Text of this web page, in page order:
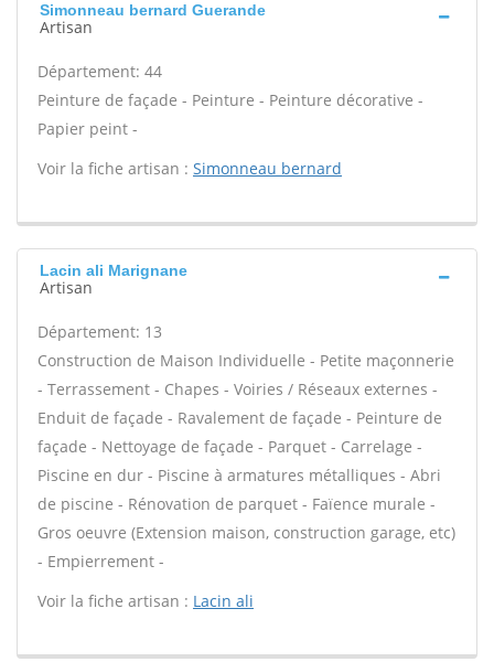
Simonneau bernard Guerande
Artisan
Département: 44
Peinture de façade - Peinture - Peinture décorative -
Papier peint -
Voir la fiche artisan : Simonneau bernard
Lacin ali Marignane
Artisan
Département: 13
Construction de Maison Individuelle - Petite maçonnerie
- Terrassement - Chapes - Voiries / Réseaux externes -
Enduit de façade - Ravalement de façade - Peinture de
façade - Nettoyage de façade - Parquet - Carrelage -
Piscine en dur - Piscine à armatures métalliques - Abri
de piscine - Rénovation de parquet - Faïence murale -
Gros oeuvre (Extension maison, construction garage, etc)
- Empierrement -
Voir la fiche artisan : Lacin ali